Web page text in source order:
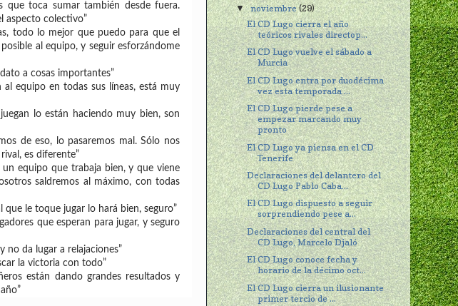
que toca sumar también desde fuera.
aspecto colectivo”
todo lo mejor que puedo para que el
al equipo, y seguir esforzándome
a cosas importantes”
equipo en todas sus líneas, está muy
lo están haciendo muy bien, son
de eso, lo pasaremos mal. Sólo nos
es diferente”
equipo que trabaja bien, y que viene
saldremos al máximo, con todas
le toque jugar lo hará bien, seguro”
que esperan para jugar, y seguro
no da lugar a relajaciones”
la victoria con todo”
están dando grandes resultados y
▼noviembre(29)
El CD Lugo cierra el año
teóricos rivales directop...
El CD Lugo vuelve el sábado a
Murcia
El CD Lugo entra por duodécima
vez esta temporada ...
El CD Lugo pierde pese a
empezar marcando muy
pronto
El CD Lugo ya piensa en el CD
Tenerife
Declaraciones del delantero del
CD Lugo Pablo Caba...
El CD Lugo dispuesto a seguir
sorprendiendo pese a...
Declaraciones del central del
CD Lugo, Marcelo Djaló
El CD Lugo conoce fecha y
horario de la décimo oct...
El CD Lugo cierra un ilusionante
primer tercio de ...